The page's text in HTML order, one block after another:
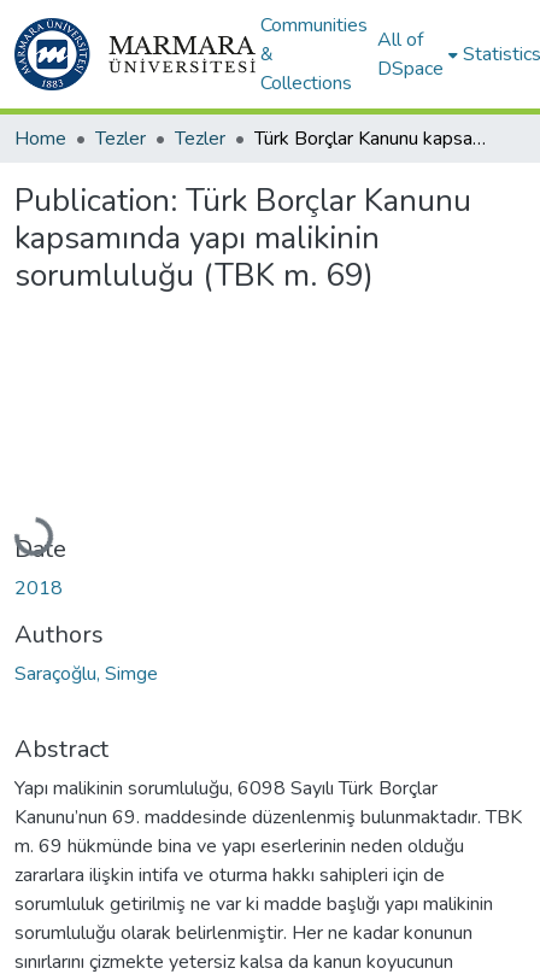
Communities
&
Collections
All of
DSpace
Statistics
Home Tezler Tezler Türk Borçlar Kanunu kapsamında yapı malikinin sorumluluğu (TBK m. 69)
Publication: Türk Borçlar Kanunu
kapsamında yapı malikinin
sorumluluğu (TBK m. 69)
Loading...
Date
2018
Authors
Saraçoğlu, Simge
Abstract
Yapı malikinin sorumluluğu, 6098 Sayılı Türk Borçlar
Kanunu’nun 69. maddesinde düzenlenmiş bulunmaktadır. TBK
m. 69 hükmünde bina ve yapı eserlerinin neden olduğu
zararlara ilişkin intifa ve oturma hakkı sahipleri için de
sorumluluk getirilmiş ne var ki madde başlığı yapı malikinin
sorumluluğu olarak belirlenmiştir. Her ne kadar konunun
sınırlarını çizmekte yetersiz kalsa da kanun koyucunun